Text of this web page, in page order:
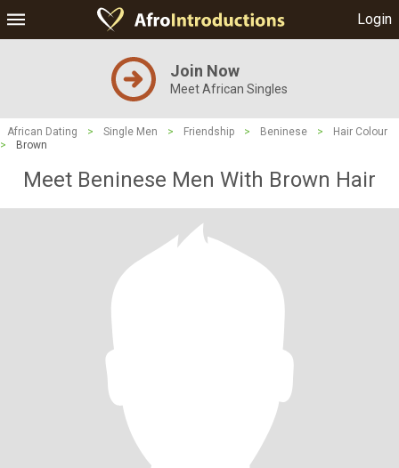
Login
Join Now
Meet African Singles
African Dating > Single Men > Friendship > Beninese >
Hair Colour
>
Brown
Meet Beninese Men With Brown Hair